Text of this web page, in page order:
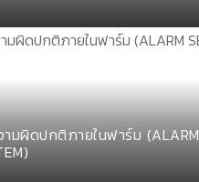
ามผิดปกติภายในฟาร์ม (ALARM